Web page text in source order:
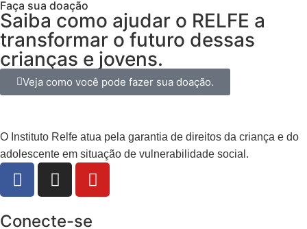
Faça sua doação
Saiba como ajudar o RELFE a
transformar o futuro dessas
crianças e jovens.
Veja como você pode fazer sua doação.
O Instituto Relfe atua pela garantia de direitos da criança e do
adolescente em situação de vulnerabilidade social.
Conecte-se